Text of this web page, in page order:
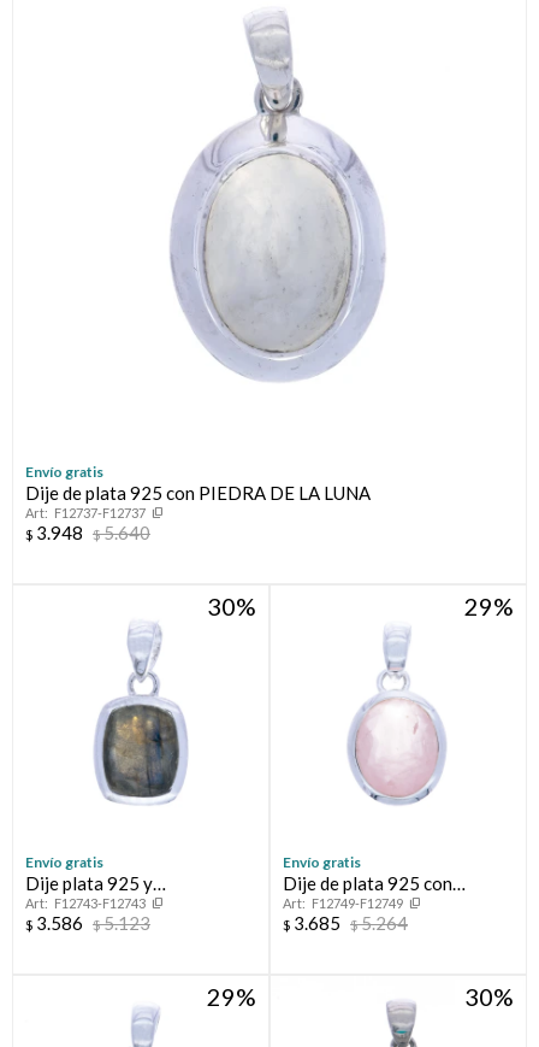
Envío gratis
Dije de plata 925 con PIEDRA DE LA LUNA
F12737-F12737
$ 3.948 $5.640
30
Envío gratis
Dije plata 925 y
LABRADORITA
F12743-F12743
$ 3.586 $5.123
29
Envío gratis
Dije de plata 925 con
CUARZO ROSA
F12749-F12749
$ 3.685 $5.264
29 30